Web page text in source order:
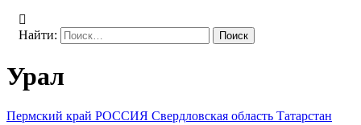
Найти:
Урал
Пермский край РОССИЯ Свердловская область Татарстан